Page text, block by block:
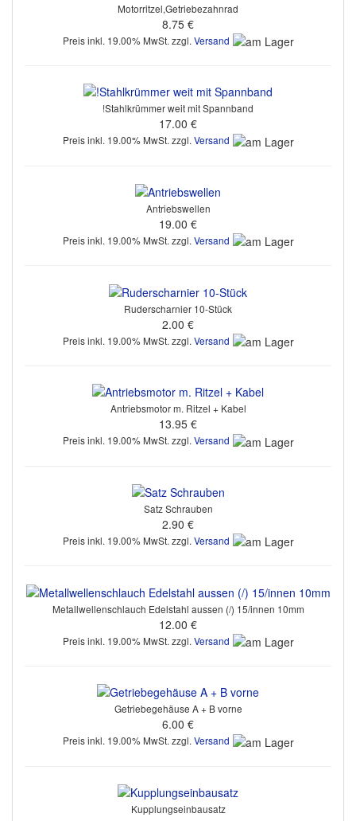
Motorritzel,Getriebezahnrad
8.75 €
Preis inkl. 19.00% MwSt. zzgl. Versand
!Stahlkrümmer weit mit Spannband
17.00 €
Preis inkl. 19.00% MwSt. zzgl. Versand
Antriebswellen
19.00 €
Preis inkl. 19.00% MwSt. zzgl. Versand
Ruderscharnier 10-Stück
2.00 €
Preis inkl. 19.00% MwSt. zzgl. Versand
Antriebsmotor m. Ritzel + Kabel
13.95 €
Preis inkl. 19.00% MwSt. zzgl. Versand
Satz Schrauben
2.90 €
Preis inkl. 19.00% MwSt. zzgl. Versand
Metallwellenschlauch Edelstahl aussen (/) 15/innen 10mm
12.00 €
Preis inkl. 19.00% MwSt. zzgl. Versand
Getriebegehäuse A + B vorne
6.00 €
Preis inkl. 19.00% MwSt. zzgl. Versand
Kupplungseinbausatz